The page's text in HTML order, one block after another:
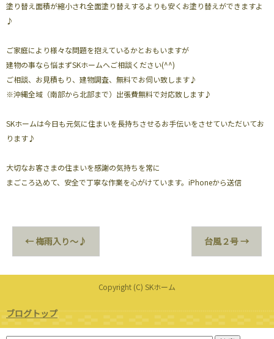
塗り替え面積が縮小され全面塗り替えするよりも安くお塗り替えができますよ
♪
ご家庭により様々な問題を抱えているかとおもいますが
建物の事なら悩まずSKホームへご相談ください(^^)
ご相談、お見積もり、建物調査、無料でお伺い致します♪
※沖縄全域（南部から北部まで）出張費無料で対応致します♪
SKホームは今日も元気に住まいを長持ちさせるお手伝いをさせていただいてお
ります♪
大切なお客さまの住まいを感謝の気持ちを常に
まごころ込めて、安全で丁寧な作業を心がけています。iPhoneから送信
← 梅雨入り〜♪ 台風２号→
Copyright (C) SKホーム
ブログトップ